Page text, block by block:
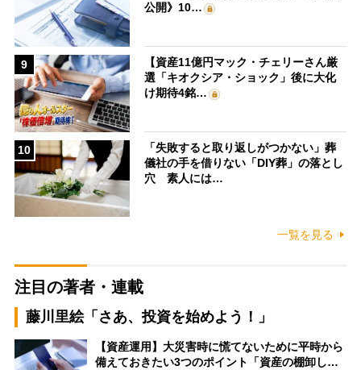
公開》10…
9
【資産11億円マック・チェリーさん厳
選「キオクシア・ショック」後に大化
け期待4銘…
10
「失敗すると取り返しがつかない」葬
儀社の手を借りない「DIY葬」の落とし
穴 素人には…
一覧を見る
注目の著者・連載
藤川里絵「さあ、投資を始めよう！」
【資産運用】大災害時に慌てないために平時から
備えておきたい3つのポイント「資産の棚卸し…